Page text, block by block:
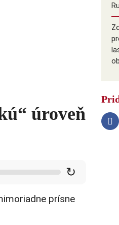
úroveň
↻
prísne